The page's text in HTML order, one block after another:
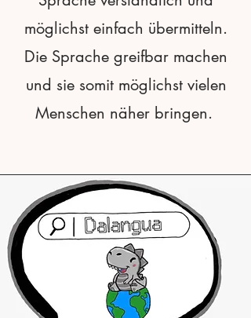
möglichst einfach übermitteln.
Die Sprache greifbar machen
und sie somit möglichst vielen
Menschen näher bringen.